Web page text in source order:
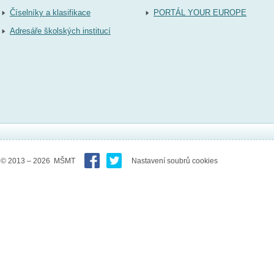
Číselníky a klasifikace
Adresáře školských institucí
PORTÁL YOUR EUROPE
© 2013 – 2026 MŠMT Nastavení soubrů cookies